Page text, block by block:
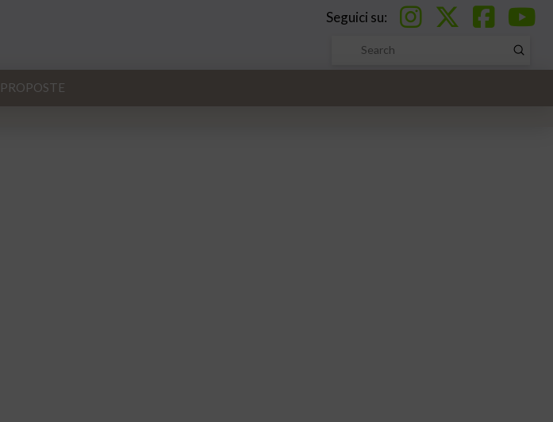
Seguici su:
Search
Submit
PROPOSTE